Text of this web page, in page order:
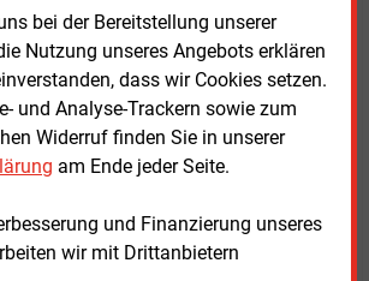
bei der Bereitstellung unserer
Nutzung unseres Angebots erklären
dass wir Cookies setzen.
und Analyse-Trackern sowie zum
Widerruf finden Sie in unserer
am Ende jeder Seite.
und Finanzierung unseres
wir mit Drittanbietern
die Deutsche Energieagentur
Studie bestätigt, dass
ein besonders wirksames
von Wasserstoffspeichern